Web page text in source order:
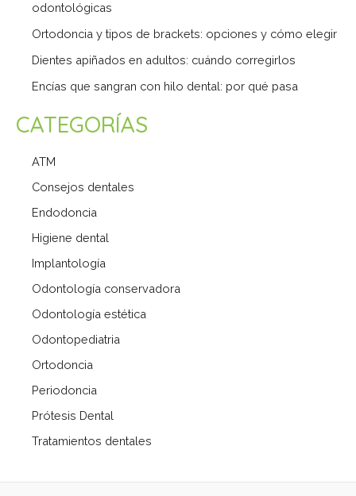
odontológicas
Ortodoncia y tipos de brackets: opciones y cómo elegir
Dientes apiñados en adultos: cuándo corregirlos
Encías que sangran con hilo dental: por qué pasa
CATEGORÍAS
ATM
Consejos dentales
Endodoncia
Higiene dental
Implantología
Odontología conservadora
Odontología estética
Odontopediatria
Ortodoncia
Periodoncia
Prótesis Dental
Tratamientos dentales